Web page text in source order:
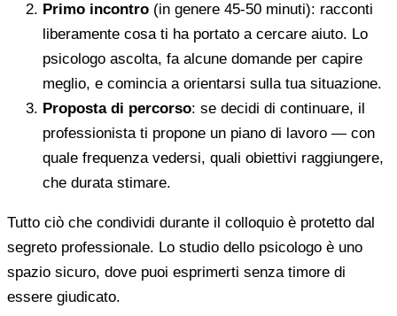
Primo incontro (in genere 45-50 minuti): racconti
liberamente cosa ti ha portato a cercare aiuto. Lo
psicologo ascolta, fa alcune domande per capire
meglio, e comincia a orientarsi sulla tua situazione.
Proposta di percorso: se decidi di continuare, il
professionista ti propone un piano di lavoro — con
quale frequenza vedersi, quali obiettivi raggiungere,
che durata stimare.
Tutto ciò che condividi durante il colloquio è protetto dal
segreto professionale. Lo studio dello psicologo è uno
spazio sicuro, dove puoi esprimerti senza timore di
essere giudicato.